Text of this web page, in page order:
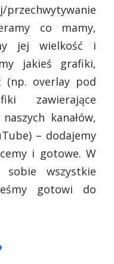
co mamy,
jej wielkość i
jakieś grafiki,
(np. overlay pod
zawierające
kanałów,
– dodajemy
i gotowe. W
wszystkie
gotowi do